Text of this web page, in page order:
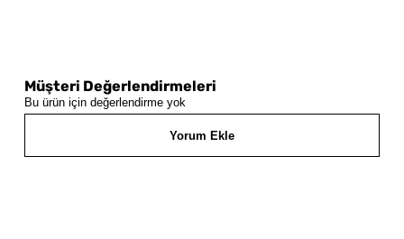
Müşteri Değerlendirmeleri
Bu ürün için değerlendirme yok
Yorum Ekle